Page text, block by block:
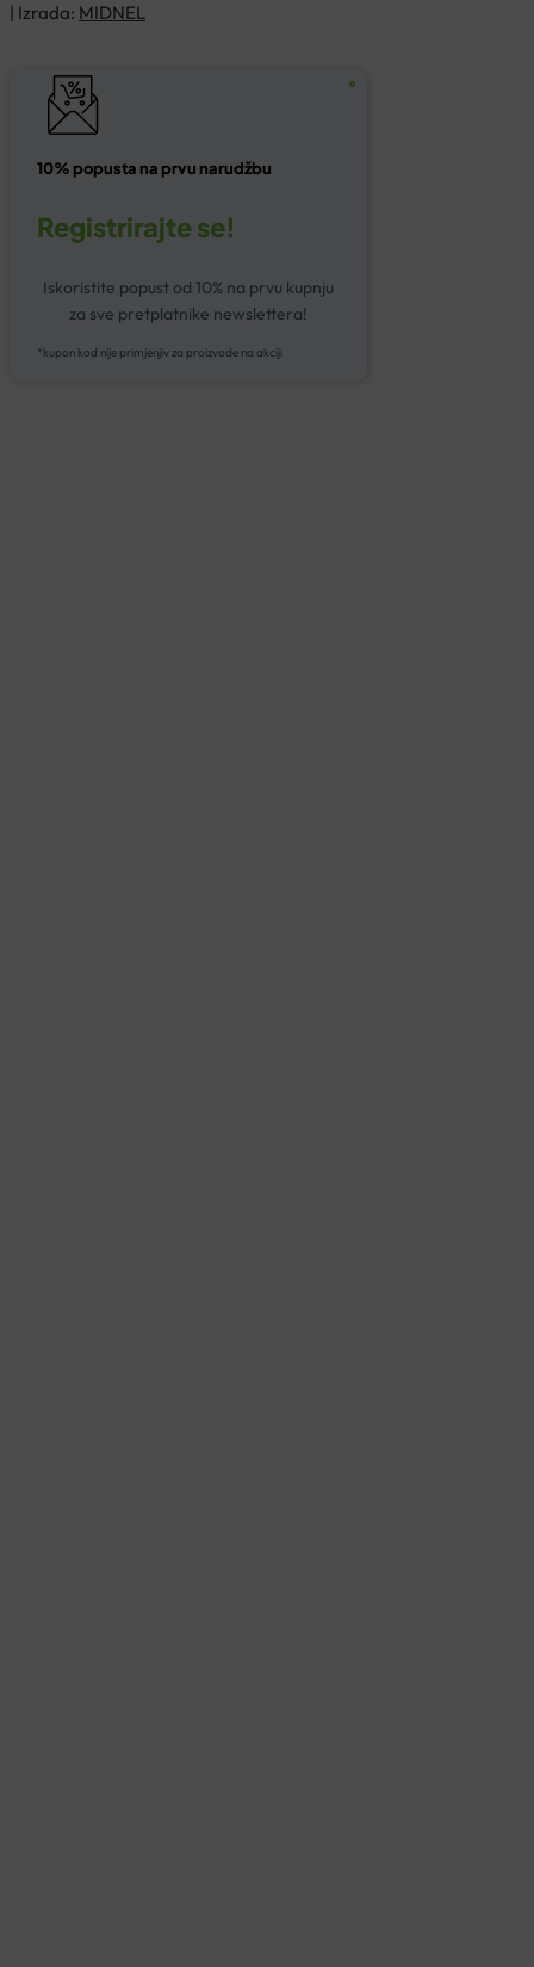
| Izrada: MIDNEL
10% popusta na prvu narudžbu
Registrirajte se!
Iskoristite popust od 10% na prvu kupnju
za sve pretplatnike newslettera!
*kupon kod nije primjenjiv za proizvode na akciji